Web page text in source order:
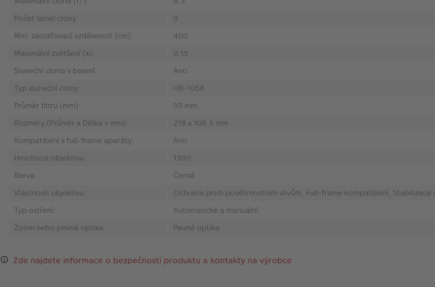
Počet lamel clony:
9
Min. zaostřovací vzdálenost (cm):
400
Maximální zvětšení (x):
0,15
Sluneční clona v balení:
Ano
Typ sluneční clony:
HB-105A
Průměr filtru (mm):
95 mm
Rozměry (Průměr x Délka v mm):
278 x 106.5 mm
Kompatibilní s full-frame aparáty:
Ano
Hmotnost objektivu:
1390
Barva:
Černá
Vlastnosti objektivu:
Ochrana proti povětrnostním vlivům, Full-frame kompatibilní, Stabilizace
Typ ostření:
Automatické a manuální
Zoom nebo pevná optika:
Pevná optika
Zde najdete informace o bezpečnosti produktu a kontakty na výrobce